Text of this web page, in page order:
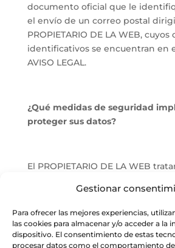
Gestionar
Para ofrecer las mejores experiencias,
las cookies para almacenar y/o acceder a la
dispositivo. El consentimiento de estas
procesar datos como el comportamiento
documento oficial que le
el envío de un correo postal
PROPIETARIO DE LA WEB, cuyos
identificativos se encuentran en
AVISO LEGAL.
¿Qué medidas de seguridad
proteger sus datos?
El PROPIETARIO DE LA WEB
absolutamente confidencial y
preceptivo deber de secreto
mismos, de conformidad con lo
normativa de aplicación,